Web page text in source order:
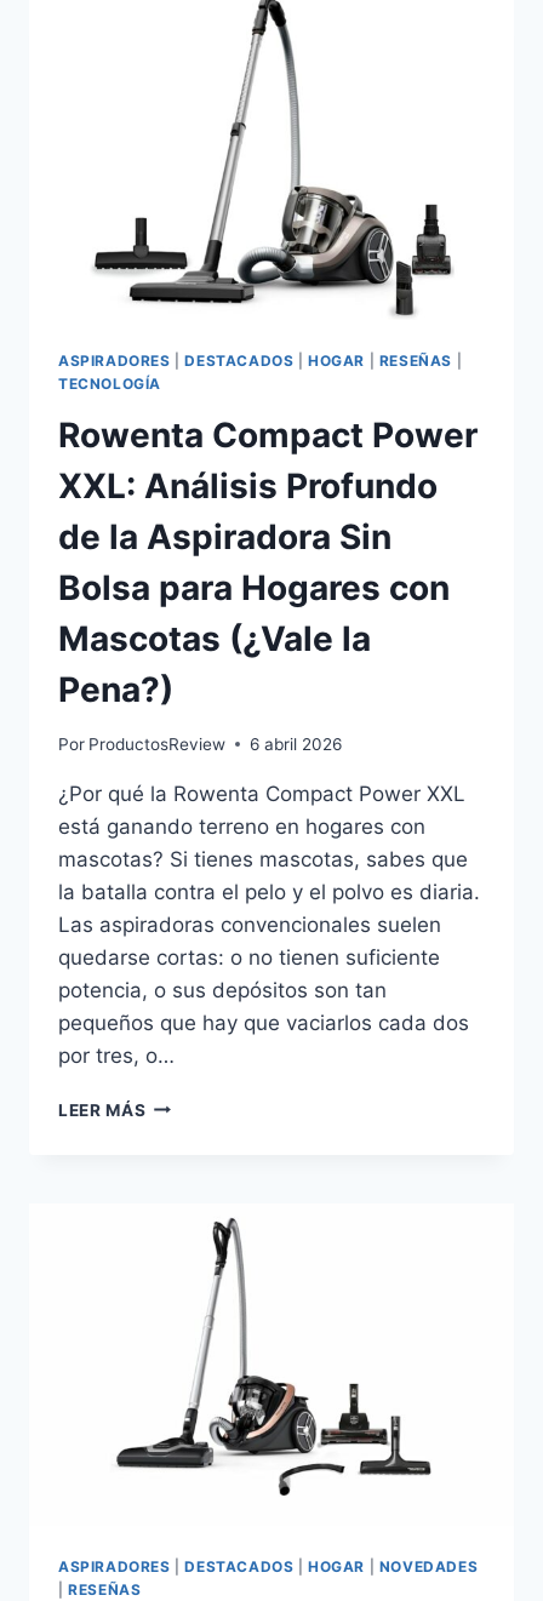
DEFINITIVA
AHUMAR
PIZZA?
ANÁLISIS
EN
ASPIRADORES |DESTACADOS |HOGAR RESEÑAS
TECNOLOGÍA
Rowenta Compact Power
XXL: Análisis Profundo
de la Aspiradora Sin
Bolsa para Hogares con
Mascotas (¿Vale la
Pena?)
Por ProductosReview 6 abril 2026
¿Por qué la Rowenta Compact Power XXL
está ganando terreno en hogares con
mascotas? Si tienes mascotas, sabes que
la batalla contra el pelo y el polvo es diaria.
Las aspiradoras convencionales suelen
quedarse cortas: o no tienen suficiente
potencia, o sus depósitos son tan
pequeños que hay que vaciarlos cada dos
por tres, o…
LEER MÁS ROWENTA
PROFUNDO
ASPIRADORA
BOLSA
PARA
HOGARES
CON
MASCOTAS
ASPIRADORES |DESTACADOS |HOGAR
NOVEDADES
|RESEÑAS